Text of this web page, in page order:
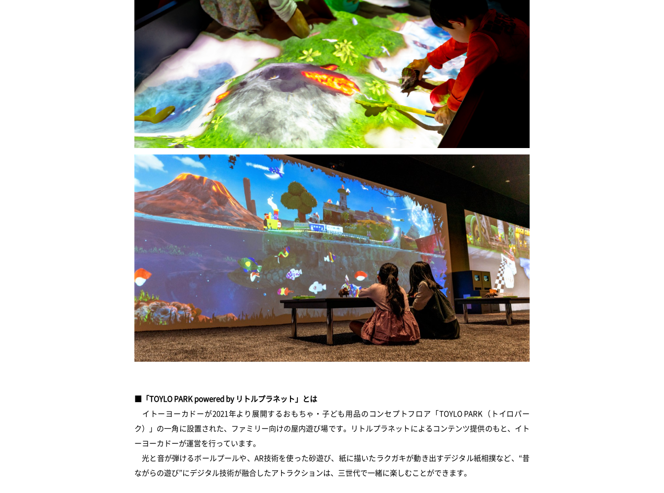
■「TOYLO PARK powered by リトルプラネット」とは
イトーヨーカドーが2021年より展開するおもちゃ・子ども用品のコンセプトフロア「TOYLO PARK（トイロパー
ク）」の一角に設置された、ファミリー向けの屋内遊び場です。リトルプラネットによるコンテンツ提供のもと、イト
ーヨーカドーが運営を行っています。
光と音が弾けるボールプールや、AR技術を使った砂遊び、紙に描いたラクガキが動き出すデジタル紙相撲など、“昔
ながらの遊び”にデジタル技術が融合したアトラクションは、三世代で一緒に楽しむことができます。